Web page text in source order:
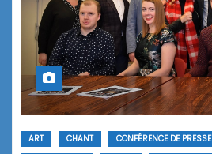
ART CHANT CONFÉRENCE DE PRESSE